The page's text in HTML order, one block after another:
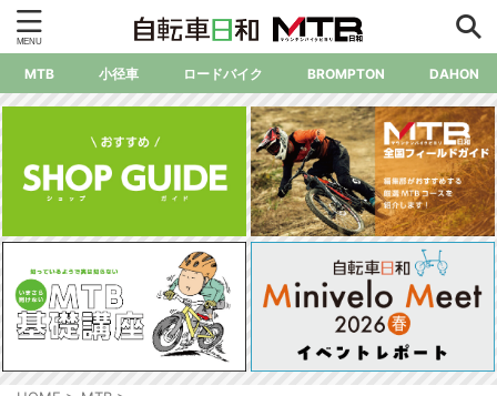
MTB 小径車 ロードバイク BROMPTON DAHON